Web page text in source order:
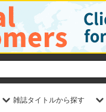
雑誌タイトルから探す